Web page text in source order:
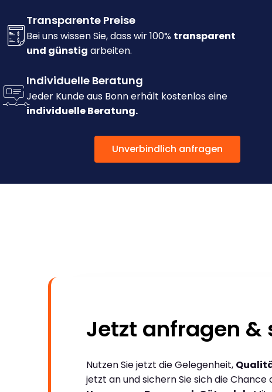
Transparente Preise
Bei uns wissen Sie, dass wir 100% transparent
und günstig arbeiten.
Individuelle Beratung
Jeder Kunde aus Bonn erhält kostenlos eine
individuelle Beratung.
Unverbindlich anfragen
Jetzt anfragen &
Nutzen Sie jetzt die Gelegenheit,
jetzt an und sichern Sie sich die Chance